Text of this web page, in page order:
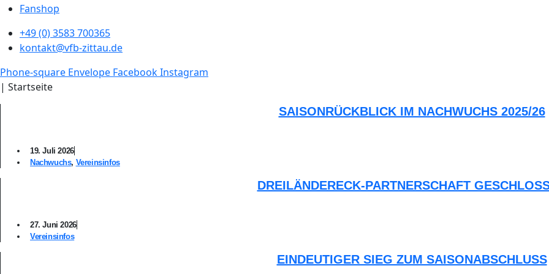
Fanshop
+49 (0) 3583 700365
kontakt@vfb-zittau.de
Phone-square Envelope FacebookInstagram
| Startseite
SAISONRÜCKBLICK IM NACHWUCHS 2025/26
19. Juli 2026
Nachwuchs, Vereinsinfos
DREILÄNDERECK-PARTNERSCHAFT
27. Juni 2026
Vereinsinfos
EINDEUTIGER SIEG ZUM SAISONABSCHLUSS